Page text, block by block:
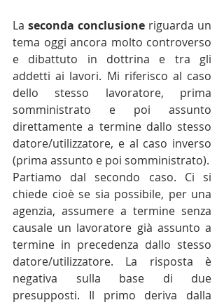
La seconda conclusione riguarda un
tema oggi ancora molto controverso
e dibattuto in dottrina e tra gli
addetti ai lavori. Mi riferisco al caso
dello stesso lavoratore, prima
somministrato e poi assunto
direttamente a termine dallo stesso
datore/utilizzatore, e al caso inverso
(prima assunto e poi somministrato).
Partiamo dal secondo caso. Ci si
chiede cioè se sia possibile, per una
agenzia, assumere a termine senza
causale un lavoratore già assunto a
termine in precedenza dallo stesso
datore/utilizzatore. La risposta è
negativa sulla base di due
presupposti. Il primo deriva dalla